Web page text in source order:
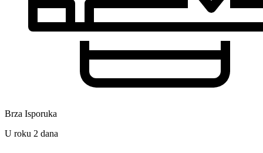
Brza Isporuka
U roku 2 dana